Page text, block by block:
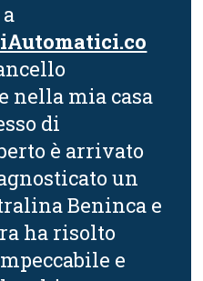
nella mia casa
di
è arrivato
un
Beninca e
ha risolto
e